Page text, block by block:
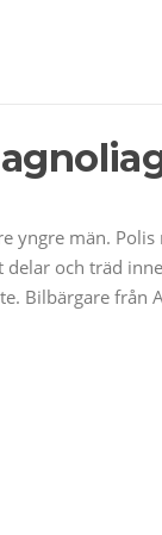
yngre män.
och träd
Bilbärgare från